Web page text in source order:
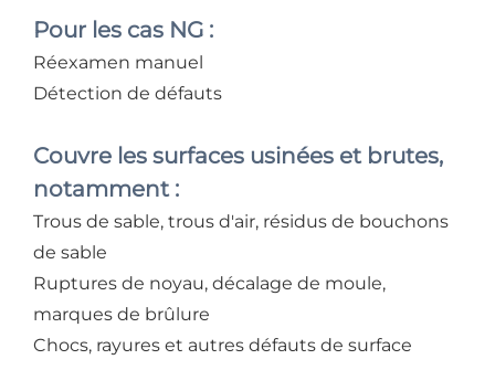
Pour les cas NG :
Réexamen manuel
Détection de défauts
Couvre les surfaces usinées et brutes,
notamment :
Trous de sable, trous d'air, résidus de bouchons
de sable
Ruptures de noyau, décalage de moule,
marques de brûlure
Chocs, rayures et autres défauts de surface